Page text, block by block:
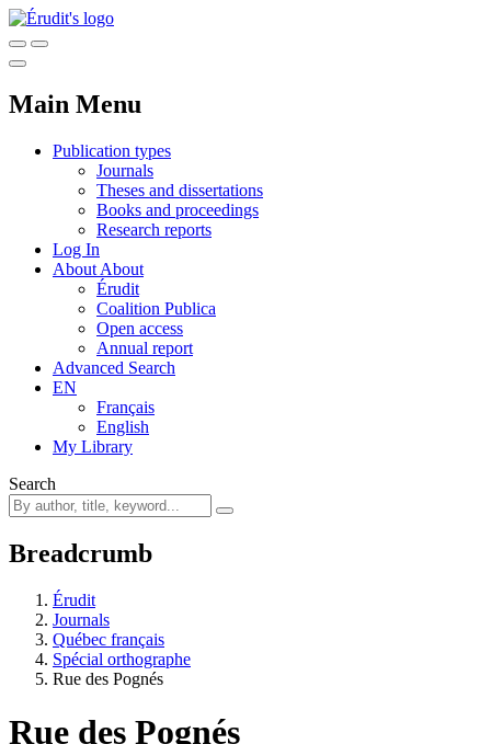
Main Menu
Publication types
Journals
Theses and dissertations
Books and proceedings
Research reports
Log In
About About
Érudit
Coalition Publica
Open access
Annual report
Advanced Search
EN
Français
English
My Library
Search
Breadcrumb
Érudit
Journals
Québec français
Spécial orthographe
Rue des Pognés
Rue des Pognés